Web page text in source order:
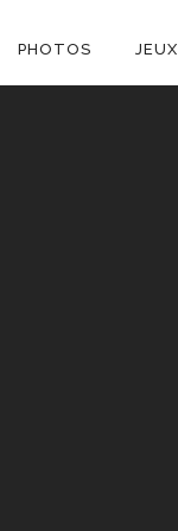
PHOTOS JEUX